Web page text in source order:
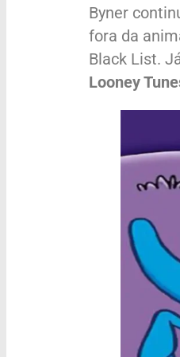
Byner
fora da
Black List.
Looney